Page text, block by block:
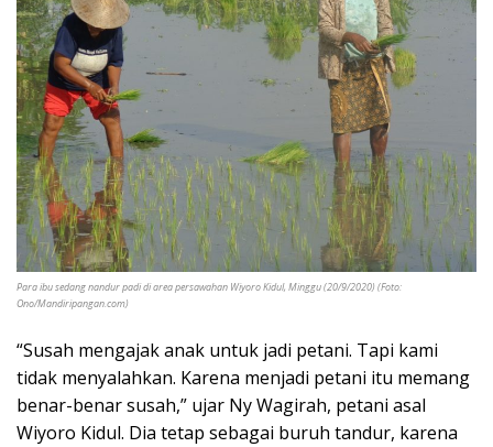
Para ibu sedang nandur padi di area persawahan Wiyoro Kidul, Minggu (20/9/2020) (Foto:
Ono/Mandiripangan.com)
“Susah mengajak anak untuk jadi petani. Tapi kami
tidak menyalahkan. Karena menjadi petani itu memang
benar-benar susah,” ujar Ny Wagirah, petani asal
Wiyoro Kidul. Dia tetap sebagai buruh tandur, karena